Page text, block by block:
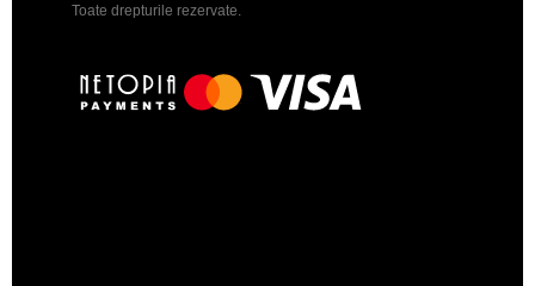
Toate drepturile rezervate.